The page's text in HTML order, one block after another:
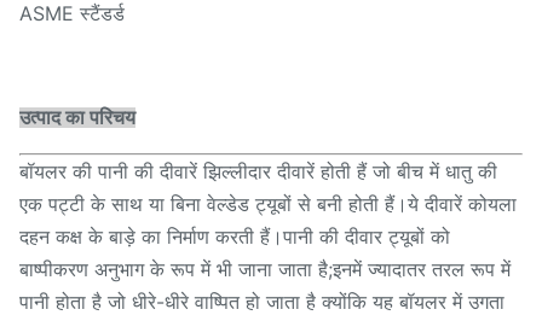
ASME स्टैंडर्ड
उत्पाद का परिचय
बॉयलर की पानी की दीवारें झिल्लीदार दीवारें होती हैं जो बीच में धातु की
एक पट्टी के साथ या बिना वेल्डेड ट्यूबों से बनी होती हैं।ये दीवारें कोयला
दहन कक्ष के बाड़े का निर्माण करती हैं।पानी की दीवार ट्यूबों को
बाष्पीकरण अनुभाग के रूप में भी जाना जाता है;इनमें ज्यादातर तरल रूप में
पानी होता है जो धीरे-धीरे वाष्पित हो जाता है क्योंकि यह बॉयलर में उगता